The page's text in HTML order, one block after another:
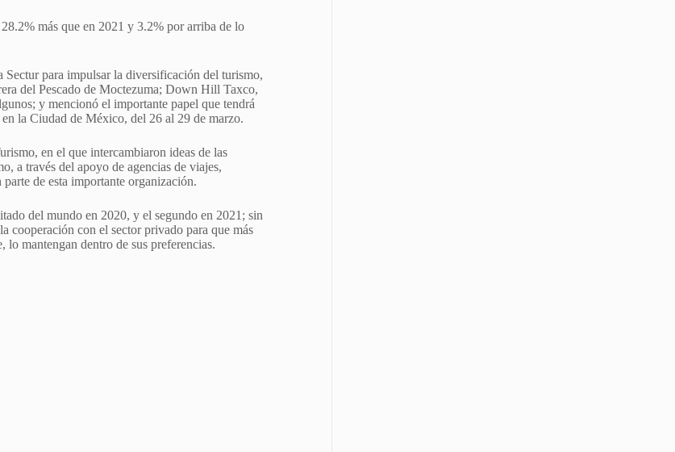
más que en 2021 y 3.2% por arriba de lo
para impulsar la diversificación del turismo,
del Pescado de Moctezuma; Down Hill Taxco,
y mencionó el importante papel que tendrá
la Ciudad de México, del 26 al 29 de marzo.
en el que intercambiaron ideas de las
a través del apoyo de agencias de viajes,
de esta importante organización.
del mundo en 2020, y el segundo en 2021; sin
cooperación con el sector privado para que más
mantengan dentro de sus preferencias.